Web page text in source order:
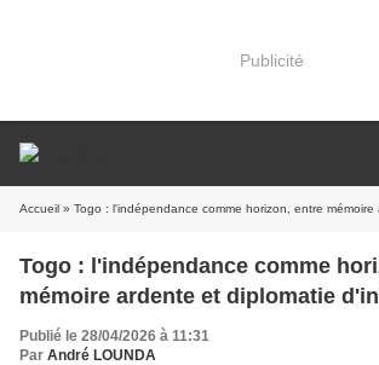
Publicité
Accueil » Togo : l'indépendance comme horizon, entre mémoire
Togo : l'indépendance comme
mémoire ardente et diplomatie
Publié le 28/04/2026 à 11:31
Par André LOUNDA